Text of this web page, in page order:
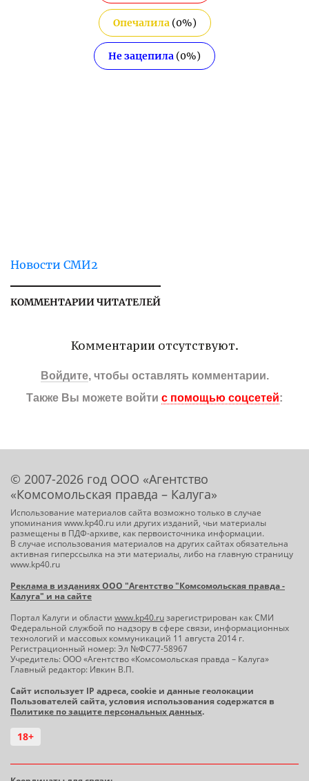
Опечалила(0%)
Не зацепила (0%)
Новости СМИ2
КОММЕНТАРИИ ЧИТАТЕЛЕЙ
Комментарии отсутствуют.
Войдите, чтобы оставлять комментарии.
Также Вы можете войти с помощью соцсетей:
© 2007-2026 год ООО «Агентство
«Комсомольская правда – Калуга»
Использование материалов сайта возможно только в случае
упоминания www.kp40.ru или других изданий, чьи материалы
размещены в ПДФ-архиве, как первоисточника информации.
В случае использования материалов на других сайтах обязательна
активная гиперссылка на эти материалы, либо на главную страницу
www.kp40.ru
Реклама в изданиях ООО "Агентство "Комсомольская правда -
Калуга" и на сайте
Портал Калуги и области www.kp40.ruзарегистрирован как СМИ
Федеральной службой по надзору в сфере связи, информационных
технологий и массовых коммуникаций 11 августа 2014 г.
Регистрационный номер: Эл №ФС77-58967
Учредитель: ООО «Агентство «Комсомольская правда – Калуга»
Главный редактор: Ивкин В.П.
Сайт использует IP адреса, cookie и данные геолокации
Пользователей сайта, условия использования содержатся в
Политике по защите персональных данных.
18+